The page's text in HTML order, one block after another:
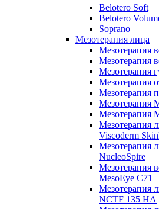
Belotero Soft
Belotero
Soprano
Мезотерапия лица
Мезотерапия
Мезотерапия
Мезотерапия
Мезотерапия
Мезотерапия
Мезотерапия
Мезотерапия
Мезотерапия
Viscoderm
Мезотерапия
NucleoSpire
Мезотерапия
MesoEye С71
Мезотерапия
NCTF 135 HA